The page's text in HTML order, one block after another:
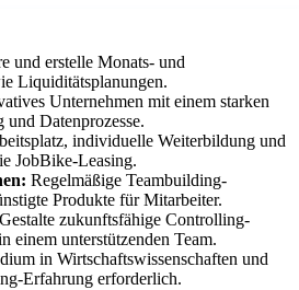
und erstelle Monats- und
Liquiditätsplanungen.
Unternehmen mit einem starken
Datenprozesse.
individuelle Weiterbildung und
JobBike-Leasing.
Regelmäßige Teambuilding-
Produkte für Mitarbeiter.
Gestalte zukunftsfähige Controlling-
einem unterstützenden Team.
in Wirtschaftswissenschaften und
Erfahrung erforderlich.